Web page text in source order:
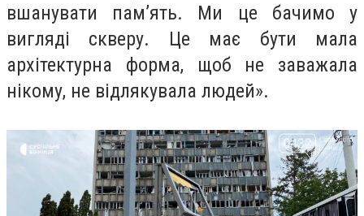
вшанувати пам’ять. Ми це бачимо у
вигляді скверу. Це має бути мала
архітектурна форма, щоб не заважала
нікому, не відлякувала людей».